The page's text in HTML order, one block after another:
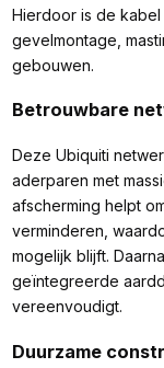
Hierdoor is de
gevelmontage,
gebouwen.
Betrouwbare
Deze Ubiquiti
aderparen met
afscherming helpt
verminderen,
mogelijk blijft.
geïntegreerde
vereenvoudigt.
Duurzame